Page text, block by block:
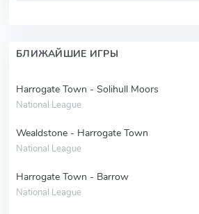
БЛИЖАЙШИЕ ИГРЫ
Harrogate Town - Solihull Moors
National League
Wealdstone - Harrogate Town
National League
Harrogate Town - Barrow
National League